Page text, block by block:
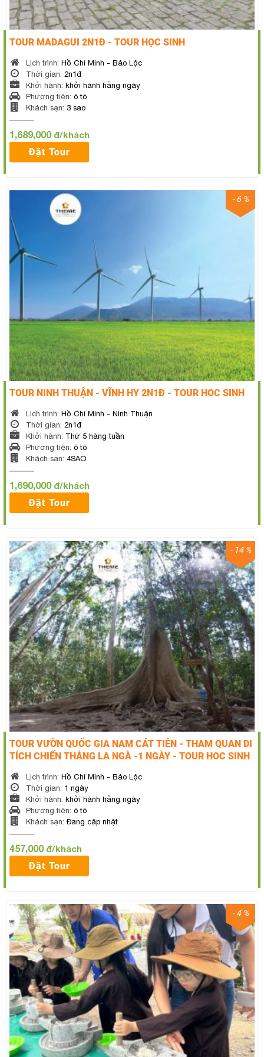
TOUR MADAGUI 2N1Đ - TOUR HỌC SINH
Lịch trình: Hồ Chí Minh - Bảo Lộc
Thời gian: 2n1đ
Khởi hành: khởi hành hằng ngày
Phương tiện: ô tô
Khách sạn: 3 sao
1,689,000 đ/khách
Đặt Tour
- 6 %
TOUR NINH THUẬN - VĨNH HY 2N1Đ - TOUR HOC SINH
Lịch trình: Hồ Chí Minh - Ninh Thuận
Thời gian: 2n1đ
Khởi hành: Thứ 5 hàng tuần
Phương tiện: ô tô
Khách sạn: 4SAO
1,690,000 đ/khách
Đặt Tour
- 14 %
TOUR VƯỜN QUỐC GIA NAM CÁT TIÊN - THAM QUAN DI
TÍCH CHIẾN THẮNG LA NGÀ -1 NGÀY - TOUR HOC SINH
Lịch trình: Hồ Chí Minh - Bảo Lộc
Thời gian: 1 ngày
Khởi hành: khởi hành hằng ngày
Phương tiện: ô tô
Khách sạn: Đang cập nhật
457,000 đ/khách
Đặt Tour
- 4 %